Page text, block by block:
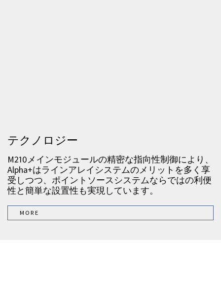
テクノロジー
M210メインモジュールの精密な指向性制御により、
Alpha+はラインアレイシステムのメリットを多く享
受しつつ、ポイントソースシステムならではの利便
性と簡単な設置性も実現しています。
MORE